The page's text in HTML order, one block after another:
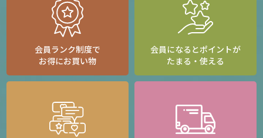
会員ランク制度で
お得にお買い物
会員になるとポイントが
たまる・使える